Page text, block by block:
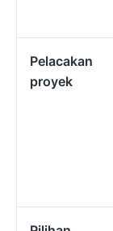
Pelacakan
proyek